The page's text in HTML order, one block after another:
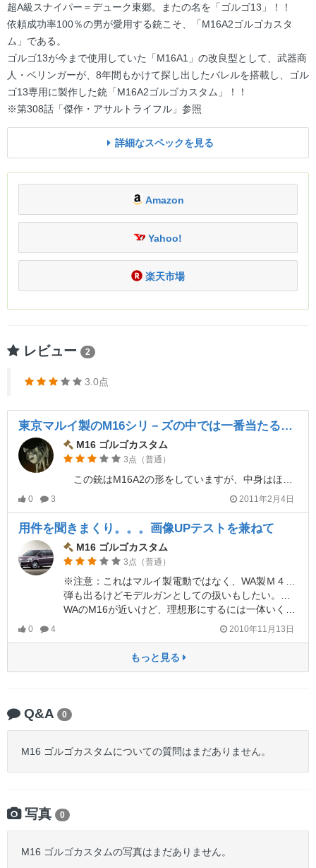
超A級スナイパー＝デューク東郷。またの名を「ゴルゴ13」！！
依頼成功率100％の男が愛用する銃こそ、「M16A2ゴルゴカスタ
ム」である。
ゴルゴ13が今まで使用していた「M16A1」の改良型として、武器商
人・ベリンガーが、8年間もかけて探し出したバレルを搭載し、ゴル
ゴ13専用に製作した銃「M16A2ゴルゴカスタム」！！
※第308話「傑作・アサルトライフル」参照
詳細なスペックを見る
Amazon
Yahoo!
楽天市場
レビュー 2
3.0点
東京マルイ製のM16シリ－ズの中では一番当たるのでは？
M16 ゴルゴカスタム
3点（普通）
0 3 2011年2月4日
用件を聞きまくり。。。画像UPテストを兼ねて
M16 ゴルゴカスタム
3点（普通）
弾も出るけどモデルガンとしての扱いもしたい。ゴルゴ13と言えば分解・組み立てでしょ。そんな思いで電動ゴルゴ１３カスタムの購入に躊躇していました。
WAのM16が近いけど、理想形にするには一体いくらかかるんだろうと、考えると天文学的な数字が浮かびました。
0 4 2010年11月13日
もっと見る
Q&A 0
M16 ゴルゴカスタムについての質問はまだありません。
写真 0
M16 ゴルゴカスタムの写真はまだありません。